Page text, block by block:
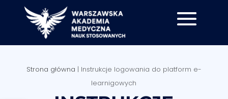
Strona główna | Instrukcje logowania do platform e-
learnigowych